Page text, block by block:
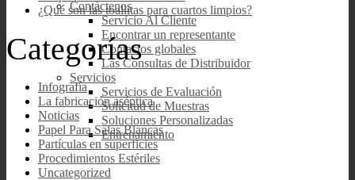
Contáctenos
Servicio Al Cliente
Encontrar un representante
Contactos globales
Las Consultas de Distribuidor
Servicios
Servicios de Evaluación
Solicitud de Muestras
Soluciones Personalizadas
Entrenamiento
¿Qué son las toallitas para cuartos limpios?
Categorías
Infografía
La fabricación aséptica
Noticias
Papel Para Salas Blancas
Partículas en superficies
Procedimientos Estériles
Uncategorized